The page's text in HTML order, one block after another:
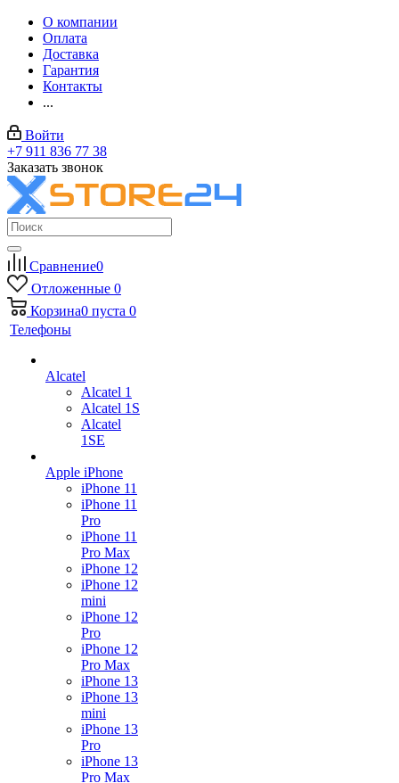
О компании
Оплата
Доставка
Гарантия
Контакты
...
Войти
+7 911 836 77 38
Заказать звонок
Сравнение0
Отложенные 0
Корзина0 пуста 0
Телефоны
Alcatel
Alcatel 1
Alcatel 1S
Alcatel
1SE
Apple iPhone
iPhone 11
iPhone 11
Pro
iPhone 11
Pro Max
iPhone 12
iPhone 12
mini
iPhone 12
Pro
iPhone 12
Pro Max
iPhone 13
iPhone 13
mini
iPhone 13
Pro
iPhone 13
Pro Max